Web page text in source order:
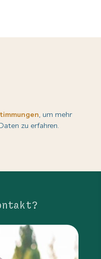
, um mehr
zu erfahren.